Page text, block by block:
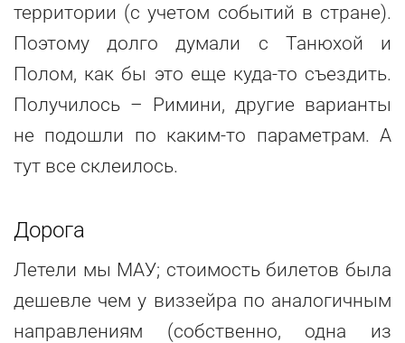
территории (с учетом событий в стране).
Поэтому долго думали с Танюхой и
Полом, как бы это еще куда-то съездить.
Получилось – Римини, другие варианты
не подошли по каким-то параметрам. А
тут все склеилось.
Дорога
Летели мы МАУ; стоимость билетов была
дешевле чем у виззейра по аналогичным
направлениям (собственно, одна из